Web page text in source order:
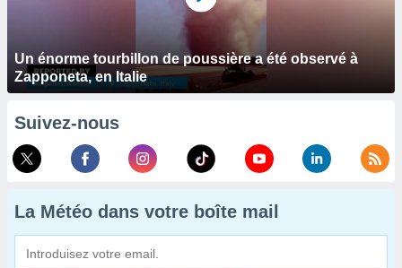
Un énorme tourbillon de poussière a été observé à
Zapponeta, en Italie
Suivez-nous
La Météo dans votre boîte mail